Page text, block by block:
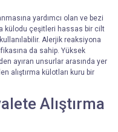
yardımcı olan ve bezi
külodu çeşitleri hassas bir cilt
Alerjik reaksiyona
da sahip. Yüksek
ayıran unsurlar arasında yer
alıştırma külotları kuru bir
Alıştırma